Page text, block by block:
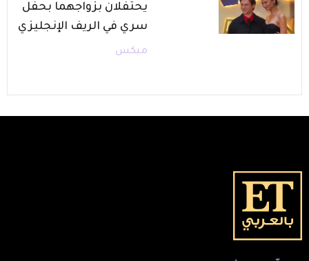
يحتفلان بزواجهما بحفل
سري في الريف الإنجليزي
ميكس